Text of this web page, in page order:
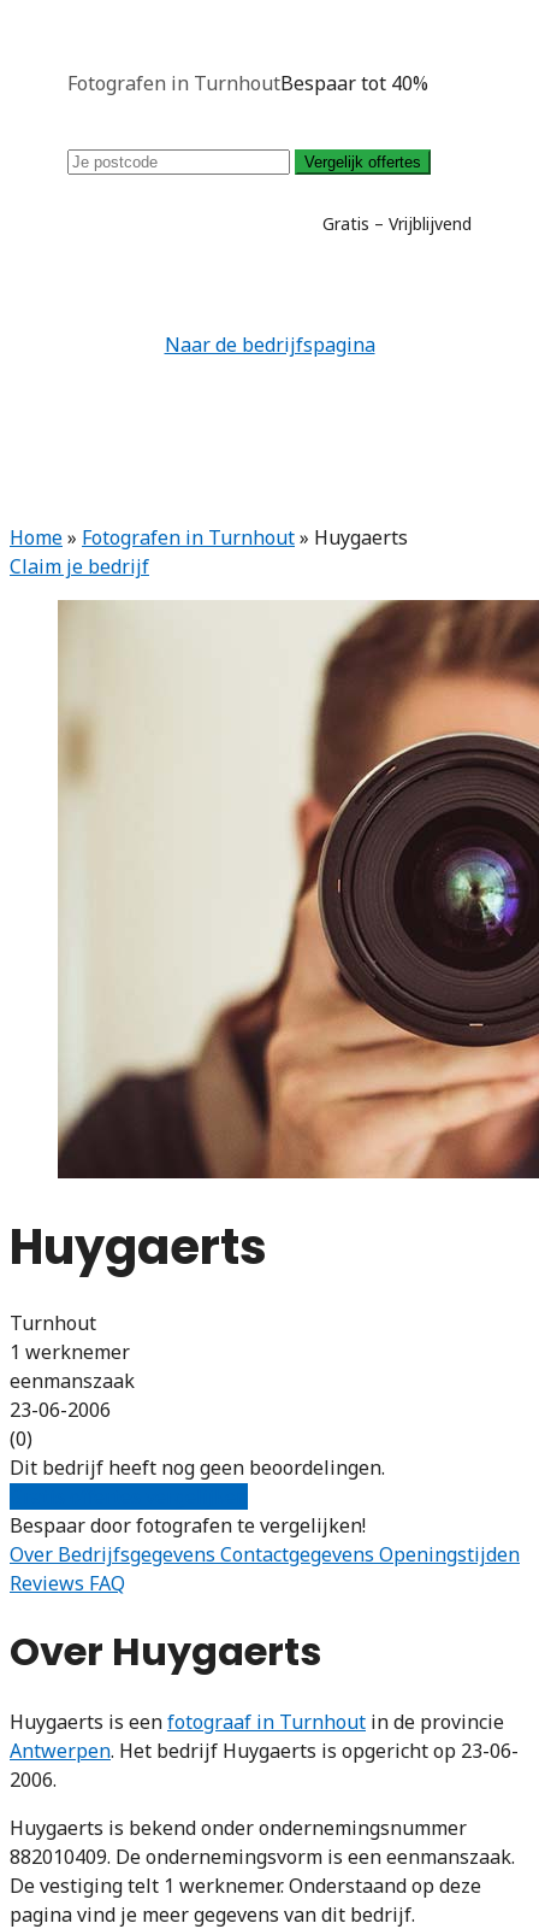
Fotografen in TurnhoutBespaar tot 40%
Vergelijk offertes
Gratis – Vrijblijvend
Naar de bedrijfspagina
Home» Fotografen in Turnhout» Huygaerts
Claim je bedrijf
Huygaerts
Turnhout
1 werknemer
eenmanszaak
23-06-2006
(0)
Dit bedrijf heeft nog geen beoordelingen.
Bespaar door fotografen te vergelijken!
Over Bedrijfsgegevens Contactgegevens Openingstijden
Reviews FAQ
Over Huygaerts
Huygaerts is eenfotograaf in Turnhout in de provincie
Antwerpen. Het bedrijf Huygaerts is opgericht op 23-06-
2006.
Huygaerts is bekend onder ondernemingsnummer
882010409. De ondernemingsvorm is een eenmanszaak.
De vestiging telt 1 werknemer. Onderstaand op deze
pagina vind je meer gegevens van dit bedrijf.